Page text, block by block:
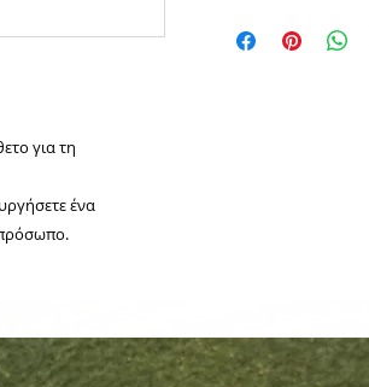
για τη
ένα
Μεσαίο: Ύψος: